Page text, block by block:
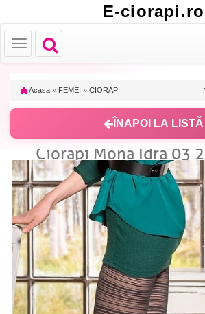
E-ciorapi.ro
Toggle
navigation
Toggle
navigation
Acasa » FEMEI » CIORAPI
ÎNAPOI LA LISTĂ
Ciorapi Mona Idra 03